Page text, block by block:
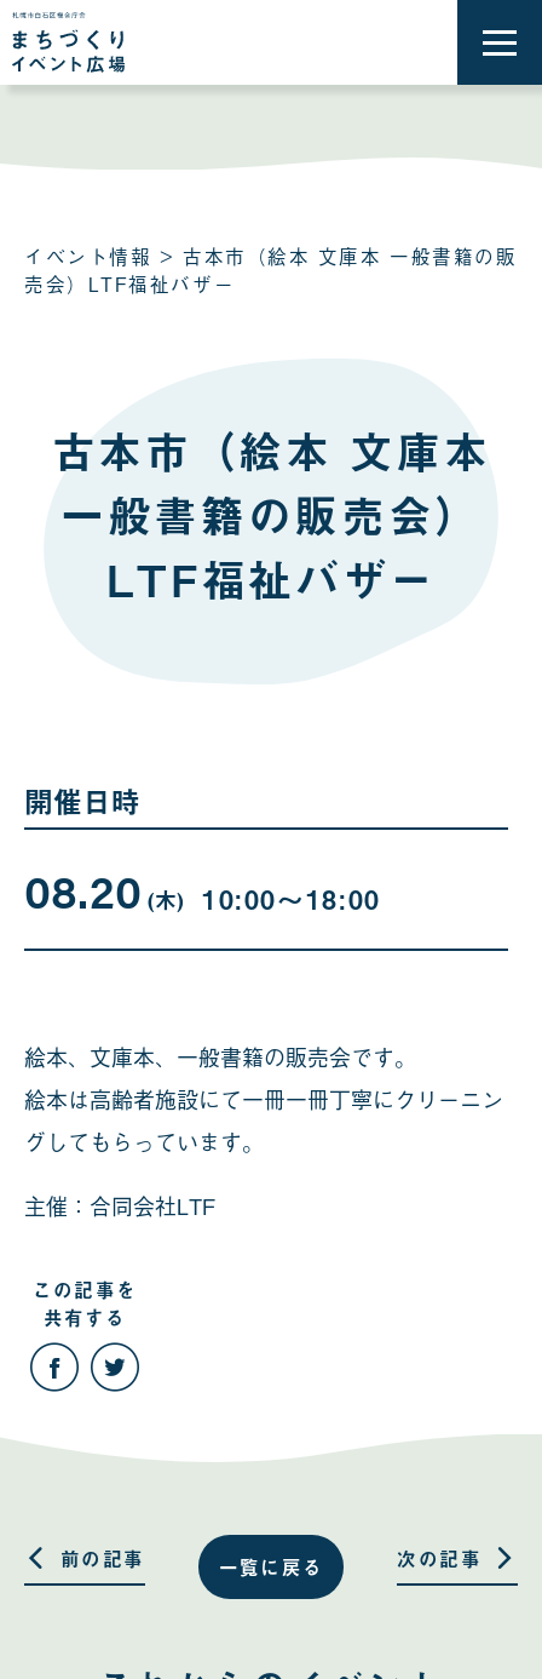
ニ
イベント情報 > 古本市（絵本 文庫本 一般書籍の販
売会）LTF福祉バザー
古本市（絵本 文庫本
一般書籍の販売会）
LTF福祉バザー
開催日時
08.20月
日
(木日
) 10:00〜18:00
絵本、文庫本、一般書籍の販売会です。
絵本は高齢者施設にて一冊一冊丁寧にクリーニン
グしてもらっています。
主催：合同会社LTF
この記事を
共有する
こ
の
記
Facebook
る
Twitter
る 一覧に戻る
前の記事 次の記事